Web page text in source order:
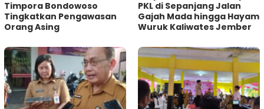
Timpora Bondowoso
Tingkatkan Pengawasan
Orang Asing
PKL di Sepanjang Jalan
Gajah Mada hingga Hayam
Wuruk Kaliwates Jember